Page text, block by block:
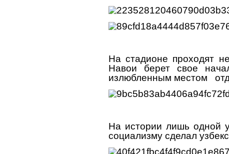
На стадионе проходят
Навои берет свое
излюбленным местом
На истории лишь одной
социализму сделал